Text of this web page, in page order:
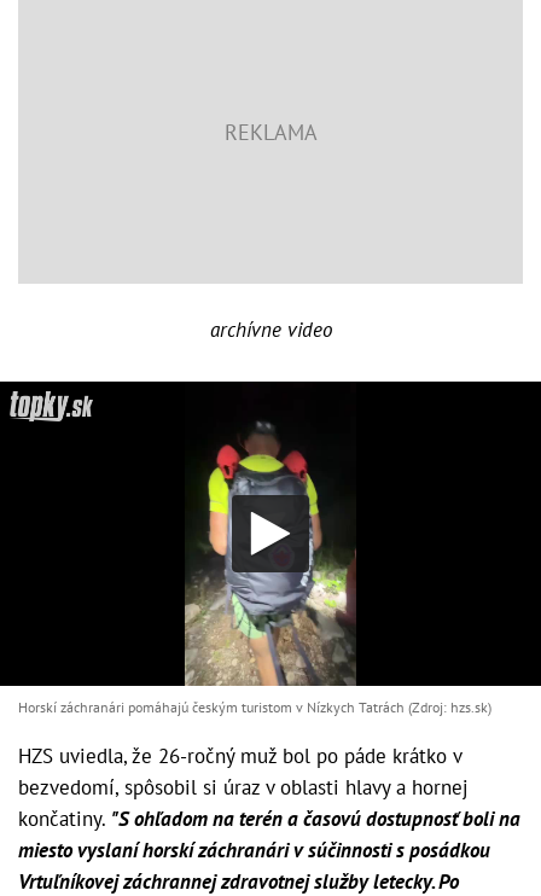
archívne video
Horskí záchranári pomáhajú českým turistom v Nízkych Tatrách (Zdroj: hzs.sk)
HZS uviedla, že 26-ročný muž bol po páde krátko v
bezvedomí, spôsobil si úraz v oblasti hlavy a hornej
končatiny. "S ohľadom na terén a časovú dostupnosť boli na
miesto vyslaní horskí záchranári v súčinnosti s posádkou
Vrtuľníkovej záchrannej zdravotnej služby letecky. Po